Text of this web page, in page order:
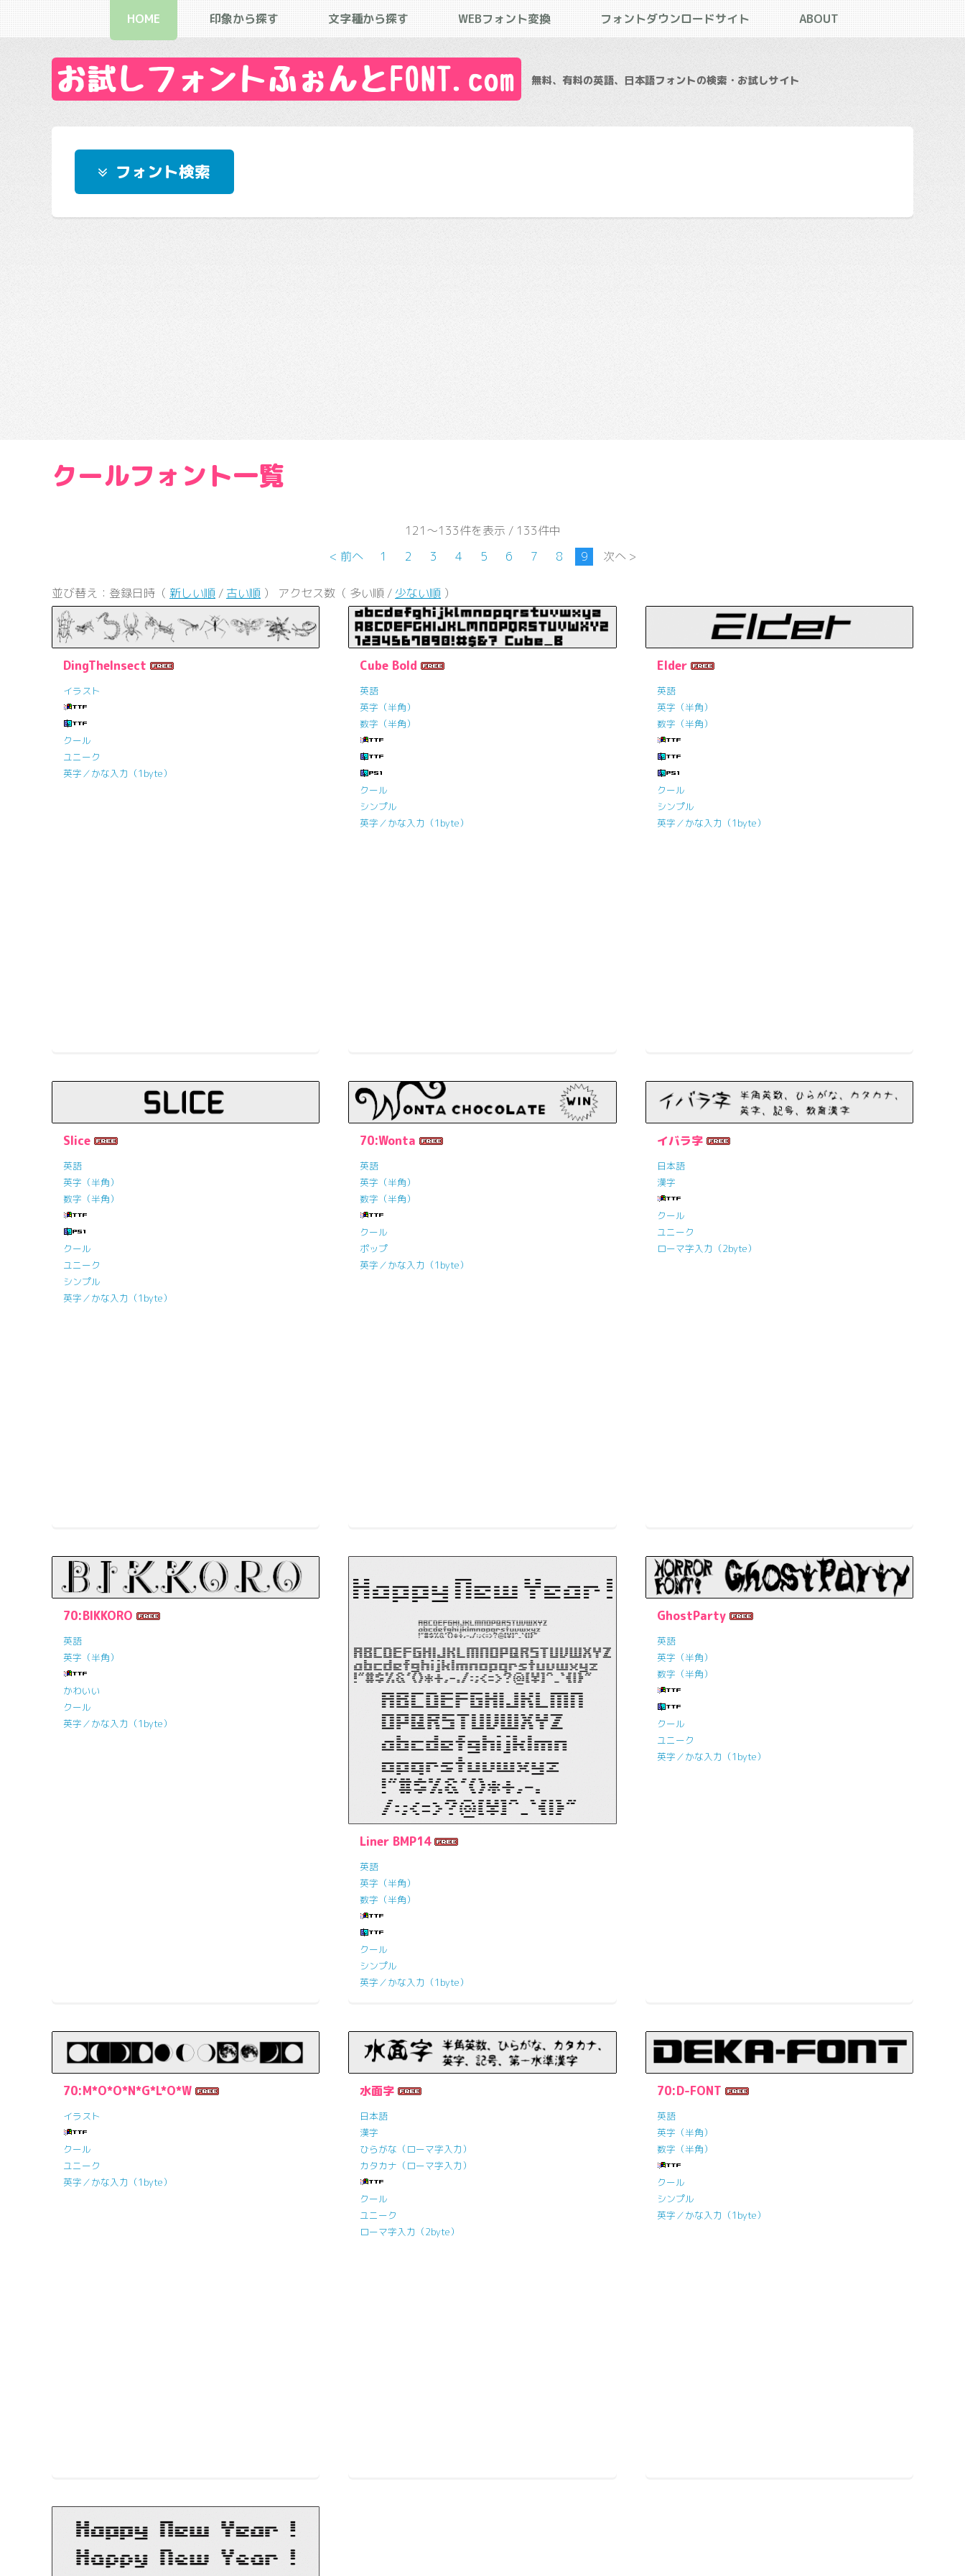
お試しフォントふぉんとFONT.com 無料、有料の英語、日本語フォントの検索・お試しサイト
フォント検索
クールフォント一覧
121～133件を表示 / 133件中
< 前へ
1 2 3 4 5 6 7 8 9 次へ >
並び替え：登録日時（ 新しい順 / 古い順 ） アクセス数（ 多い順 / 少ない順 ）
DingTheInsect
イラスト
クール
ユニーク
英字／かな入力（1byte）
Cube Bold
英語
英字（半角）
数字（半角）
クール
シンプル
英字／かな入力（1byte）
Elder
英語
英字（半角）
数字（半角）
クール
シンプル
英字／かな入力（1byte）
Slice
英語
英字（半角）
数字（半角）
クール
ユニーク
シンプル
英字／かな入力（1byte）
70:Wonta
英語
英字（半角）
数字（半角）
クール
ポップ
英字／かな入力（1byte）
イバラ字
日本語
漢字
クール
ユニーク
ローマ字入力（2byte）
70:BIKKORO
英語
英字（半角）
かわいい
クール
英字／かな入力（1byte）
Liner BMP14
英語
英字（半角）
数字（半角）
クール
シンプル
英字／かな入力（1byte）
GhostParty
英語
英字（半角）
数字（半角）
クール
ユニーク
英字／かな入力（1byte）
70:M*O*O*N*G*L*O*W
イラスト
クール
ユニーク
英字／かな入力（1byte）
水面字
日本語
漢字
ひらがな（ローマ字入力）
カタカナ（ローマ字入力）
クール
ユニーク
ローマ字入力（2byte）
70:D-FONT
英語
英字（半角）
数字（半角）
クール
シンプル
英字／かな入力（1byte）
HOME 印象から探す 文字種から探す WEBフォント変換 フォントダウンロードサイト ABOUT